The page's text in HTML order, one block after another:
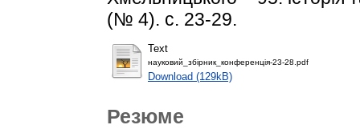
(№ 4). с. 23-29.
Text
науковий_збірник_конференція-23-28.pdf
Download (129kB)
Резюме